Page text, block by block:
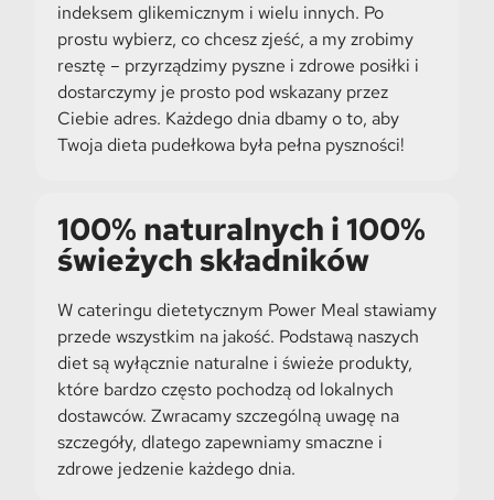
indeksem glikemicznym i wielu innych. Po
prostu wybierz, co chcesz zjeść, a my zrobimy
resztę – przyrządzimy pyszne i zdrowe posiłki i
dostarczymy je prosto pod wskazany przez
Ciebie adres. Każdego dnia dbamy o to, aby
Twoja dieta pudełkowa była pełna pyszności!
100% naturalnych i 100%
świeżych składników
W cateringu dietetycznym Power Meal stawiamy
przede wszystkim na jakość. Podstawą naszych
diet są wyłącznie naturalne i świeże produkty,
które bardzo często pochodzą od lokalnych
dostawców. Zwracamy szczególną uwagę na
szczegóły, dlatego zapewniamy smaczne i
zdrowe jedzenie każdego dnia.